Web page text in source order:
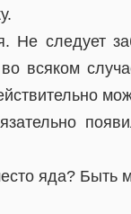
Не следует
всяком
яда? Быть